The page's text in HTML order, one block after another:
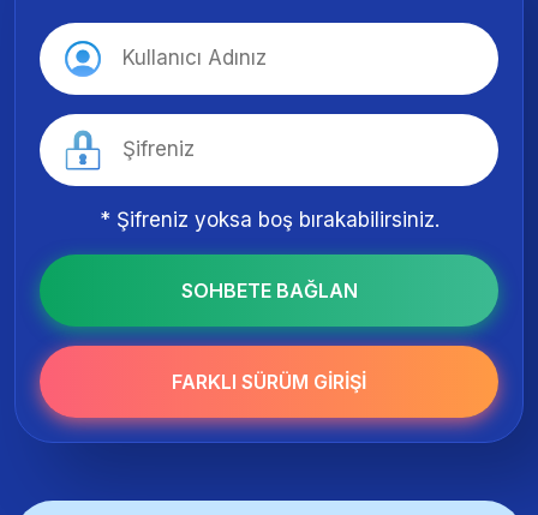
* Şifreniz yoksa boş bırakabilirsiniz.
SOHBETE BAĞLAN
FARKLI SÜRÜM GIRIŞI